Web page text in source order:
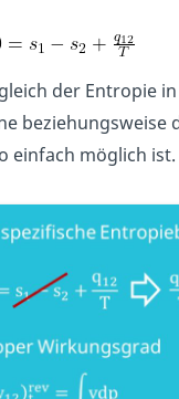
der Entropie
einfach möglich ist.